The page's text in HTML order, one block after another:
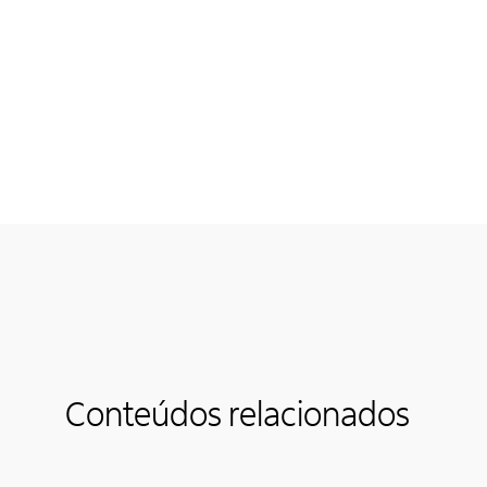
Conteúdos relacionados